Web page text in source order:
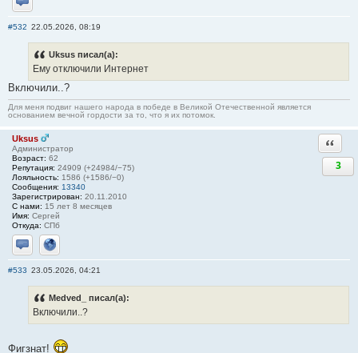
Отправить личное сообщение
#532 22.05.2026, 08:19
Uksus писал(а):
Ему отключили Интернет
Включили..?
Для меня подвиг нашего народа в победе в Великой Отечественной является
основанием вечной гордости за то, что я их потомок.
Uksus
Администратор
Возраст: 62
Репутация: 24909 (+24984/−75)
Лояльность: 1586 (+1586/−0)
Сообщения: 13340
Зарегистрирован: 20.11.2010
С нами: 15 лет 8 месяцев
Имя: Сергей
Откуда: СПб
Отправить личное сообщение
Сайт
3
#533 23.05.2026, 04:21
Medved_ писал(а):
Включили..?
Фигзнат!